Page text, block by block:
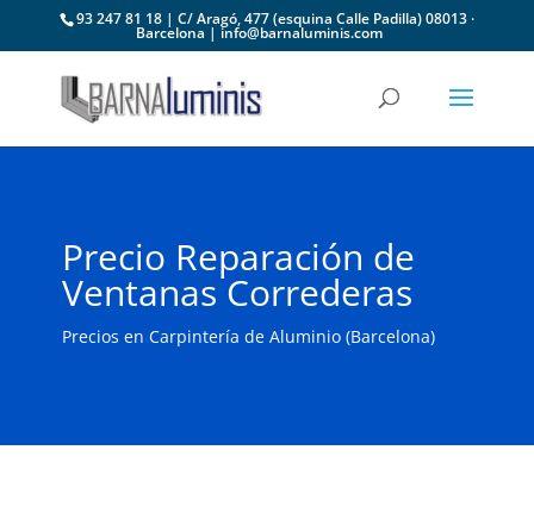
93 247 81 18 | C/ Aragó, 477 (esquina Calle Padilla) 08013 ·
Barcelona | info@barnaluminis.com
Precio Reparación de
Ventanas Correderas
Precios en Carpintería de Aluminio (Barcelona)